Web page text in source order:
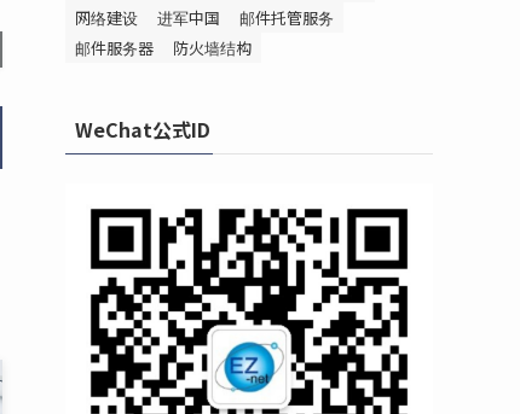
网络建设
进军中国
邮件托管服务
邮件服务器
防火墙结构
WeChat公式ID